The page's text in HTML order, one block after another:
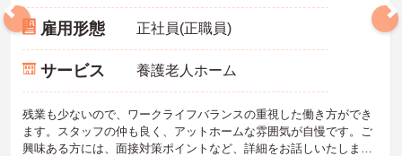
雇用形態 正社員(正職員)
サービス 養護老人ホーム
残業も少ないので、ワークライフバランスの重視した働き方ができ
ます。スタッフの仲も良く、アットホームな雰囲気が自慢です。ご
興味ある方には、面接対策ポイントなど、詳細をお話しいたします